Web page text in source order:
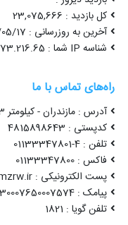
کل بازدید : 23,075,666
آخرین به روزرسانی : 1405/05/17 00:11:00
شناسه IP شما : 216.73.216.65
راه‌های تماس با ما
آدرس : مازندران - کیلومتر 3 جاده ساری قائمشهر
کدپستی : 4815898643
تلفن : 4-01133347801
فاکس : 01133347800
پست الکترونیکی : info[at]mzrw.ir
پیامک : 030007650007574
تلفن گویا : 1821